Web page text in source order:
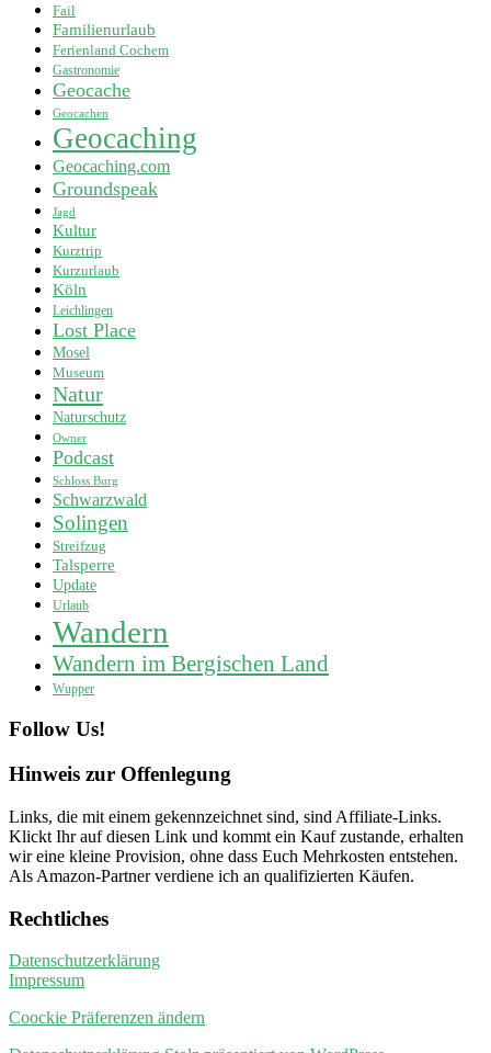
Fail
Familienurlaub
Ferienland Cochem
Gastronomie
Geocache
Geocachen
Geocaching
Geocaching.com
Groundspeak
Jagd
Kultur
Kurztrip
Kurzurlaub
Köln
Leichlingen
Lost Place
Mosel
Museum
Natur
Naturschutz
Owner
Podcast
Schloss Burg
Schwarzwald
Solingen
Streifzug
Talsperre
Update
Urlaub
Wandern
Wandern im Bergischen Land
Wupper
Follow Us!
Hinweis zur Offenlegung
Links, die mit einem gekennzeichnet sind, sind Affiliate-Links.
Klickt Ihr auf diesen Link und kommt ein Kauf zustande, erhalten
wir eine kleine Provision, ohne dass Euch Mehrkosten entstehen.
Als Amazon-Partner verdiene ich an qualifizierten Käufen.
Rechtliches
Datenschutzerklärung
Impressum
Coockie Präferenzen ändern